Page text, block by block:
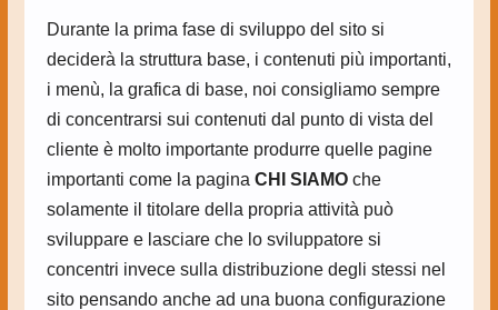
Durante la prima fase di sviluppo del sito si
deciderà la struttura base, i contenuti più importanti,
i menù, la grafica di base, noi consigliamo sempre
di concentrarsi sui contenuti dal punto di vista del
cliente è molto importante produrre quelle pagine
importanti come la pagina CHI SIAMOche
solamente il titolare della propria attività può
sviluppare e lasciare che lo sviluppatore si
concentri invece sulla distribuzione degli stessi nel
sito pensando anche ad una buona configurazione